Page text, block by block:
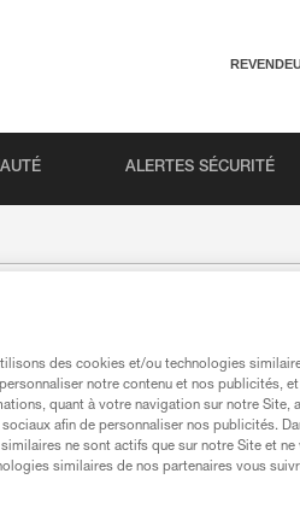
ALERTES SÉCURITÉ
des cookies et/ou technologies
notre contenu et nos publicités,
quant à votre navigation sur notre Site,
afin de personnaliser nos publicités.
ne sont actifs que sur notre Site et ne
similaires de nos partenaires vous